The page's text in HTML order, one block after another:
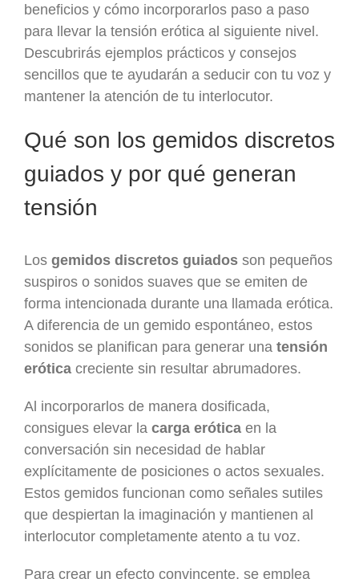
beneficios y cómo incorporarlos paso a paso
para llevar la tensión erótica al siguiente nivel.
Descubrirás ejemplos prácticos y consejos
sencillos que te ayudarán a seducir con tu voz y
mantener la atención de tu interlocutor.
Qué son los gemidos discretos
guiados y por qué generan
tensión
Los gemidos discretos guiados son pequeños
suspiros o sonidos suaves que se emiten de
forma intencionada durante una llamada erótica.
A diferencia de un gemido espontáneo, estos
sonidos se planifican para generar una tensión
erótica creciente sin resultar abrumadores.
Al incorporarlos de manera dosificada,
consigues elevar la carga erótica en la
conversación sin necesidad de hablar
explícitamente de posiciones o actos sexuales.
Estos gemidos funcionan como señales sutiles
que despiertan la imaginación y mantienen al
interlocutor completamente atento a tu voz.
Para crear un efecto convincente, se emplea